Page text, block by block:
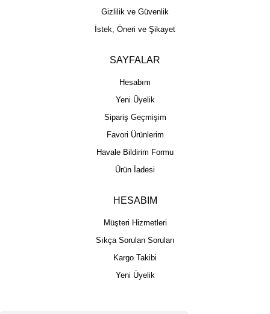
Gizlilik ve Güvenlik
İstek, Öneri ve Şikayet
SAYFALAR
Hesabım
Yeni Üyelik
Sipariş Geçmişim
Favori Ürünlerim
Havale Bildirim Formu
Ürün İadesi
HESABIM
Müşteri Hizmetleri
Sıkça Sorulan Soruları
Kargo Takibi
Yeni Üyelik